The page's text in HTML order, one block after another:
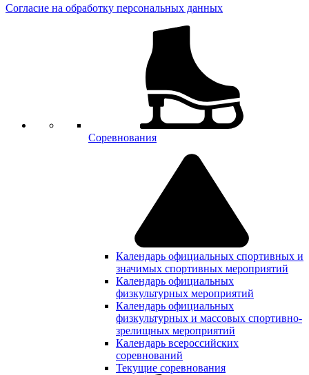
Согласие на обработку персональных данных
Соревнования
Календарь официальных спортивных и
значимых спортивных мероприятий
Календарь официальных
физкультурных мероприятий
Календарь официальных
физкультурных и массовых спортивно-
зрелищных мероприятий
Календарь всероссийских
соревнований
Текущие соревнования